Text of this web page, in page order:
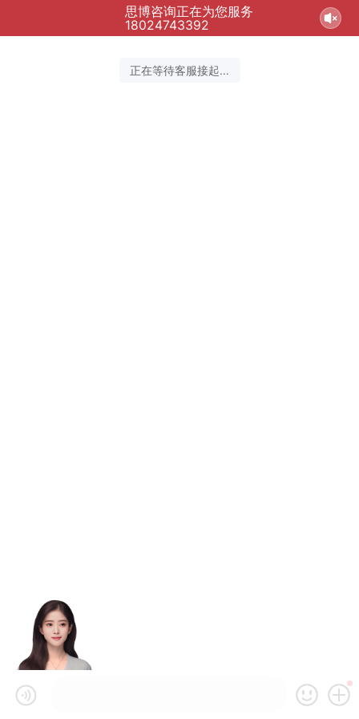
思博咨询正在为您服务
18024743392
正在等待客服接起...